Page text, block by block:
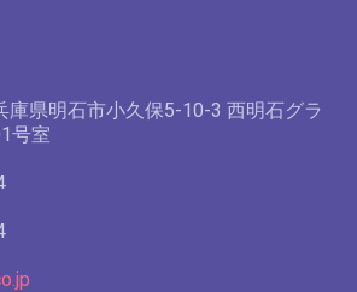
庫県明石市小久保5-10-3 西明石グラ
号室